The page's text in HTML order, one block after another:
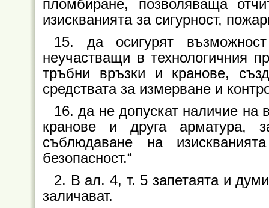
пломбиране, позволяваща
изискванията за сигурност,
15. да осигурят
неучастващи в технологичния
тръбни връзки и кранове,
средствата за измерване и
16. да не допускат наличие на
кранове и друга арматура,
съблюдаване на
безопасност.“
2. В ал. 4, т. 5 запетаята и
заличават.